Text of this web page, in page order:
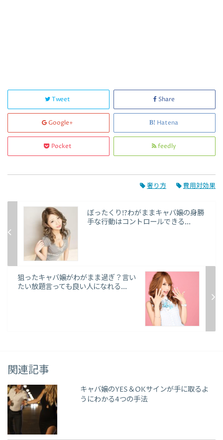
Tweet Share
Google+ Hatena
Pocket feedly
奢り方 費用対効果
ぼったくり!?わがままキャバ嬢の身勝
手な行動はコントロールできる...
狙ったキャバ嬢がわがまま過ぎ？言い
たい放題言っても良い人になれる...
関連記事
キャバ嬢のYES＆OKサインが手に取るよ
うにわかる4つの手法